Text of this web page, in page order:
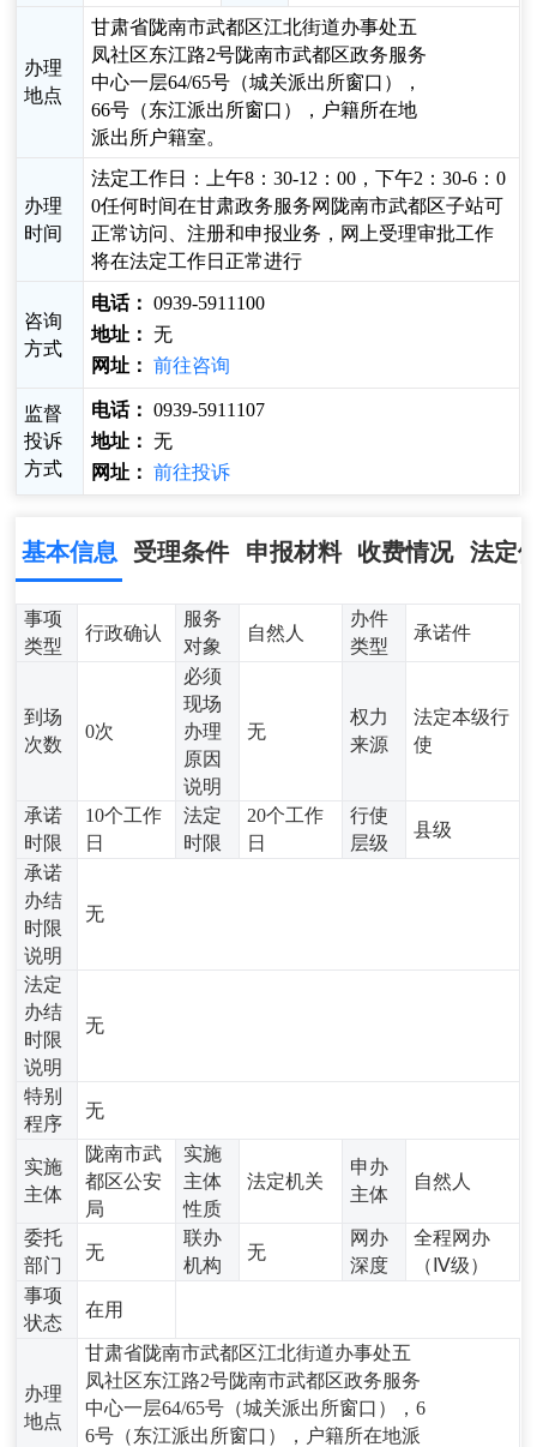
办理
地点
甘肃省陇南市武都区江北街道办事处五
凤社区东江路2号陇南市武都区政务服务
中心一层64/65号（城关派出所窗口），
66号（东江派出所窗口），户籍所在地
派出所户籍室。
办理
时间
法定工作日：上午8：30-12：00，下午2：30-6：0
0任何时间在甘肃政务服务网陇南市武都区子站可
正常访问、注册和申报业务，网上受理审批工作
将在法定工作日正常进行
咨询
方式
电话： 0939-5911100
地址： 无
网址： 前往咨询
监督
投诉
方式
电话： 0939-5911107
地址： 无
网址： 前往投诉
基本信息 受理条件 申报材料 收费情况 法定
事项
类型
行政确认
服务
对象
自然人
办件
类型
承诺件
到场
次数
0次
必须
现场
办理
原因
说明
无
权力
来源
法定本级行
使
承诺
时限
10个工作
日
法定
时限
20个工作
日
行使
层级
县级
承诺
办结
时限
说明
无
法定
办结
时限
说明
无
特别
程序
无
实施
主体
陇南市武
都区公安
局
实施
主体
性质
法定机关
申办
主体
自然人
委托
部门
无
联办
机构
无
网办
深度
全程网办
（Ⅳ级）
事项
状态
在用
办理
地点
甘肃省陇南市武都区江北街道办事处五
凤社区东江路2号陇南市武都区政务服务
中心一层64/65号（城关派出所窗口），6
6号（东江派出所窗口），户籍所在地派